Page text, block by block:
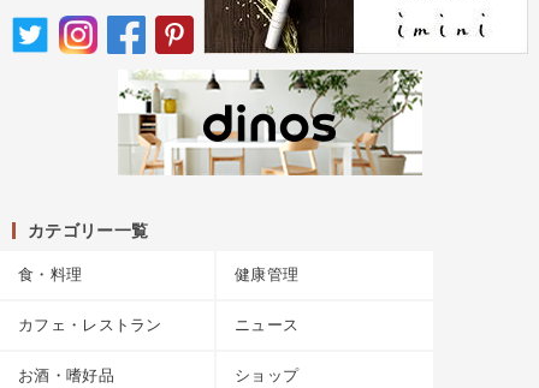
カテゴリー一覧
食・料理 健康管理
カフェ・レストラン ニュース
お酒・嗜好品 ショップ